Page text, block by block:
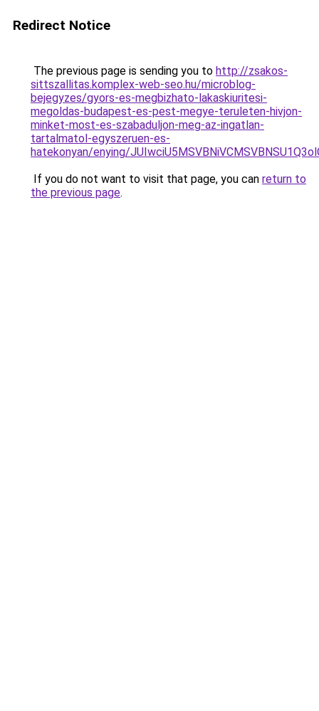
Redirect Notice
The previous page is sending you to http://zsakos-
sittszallitas.komplex-web-seo.hu/microblog-
bejegyzes/gyors-es-megbizhato-lakaskiuritesi-
megoldas-budapest-es-pest-megye-teruleten-hivjon-
minket-most-es-szabaduljon-meg-az-ingatlan-
tartalmatol-egyszeruen-es-
hatekonyan/enying/
If you do not want to visit that page, you can return to
the previous page.